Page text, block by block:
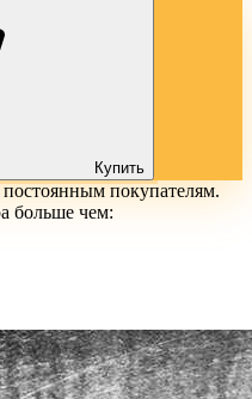
Купить
постоянным покупателям.
больше чем: